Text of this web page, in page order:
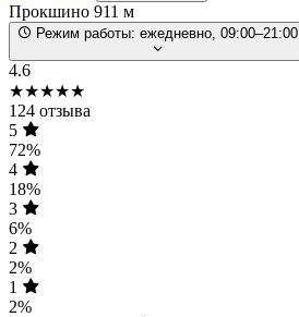
Прокшино 911 м
Режим работы: ежедневно, 09:00–21:00
4.6
★★★★★
124 отзыва
5
72%
4
18%
3
6%
2
2%
1
2%